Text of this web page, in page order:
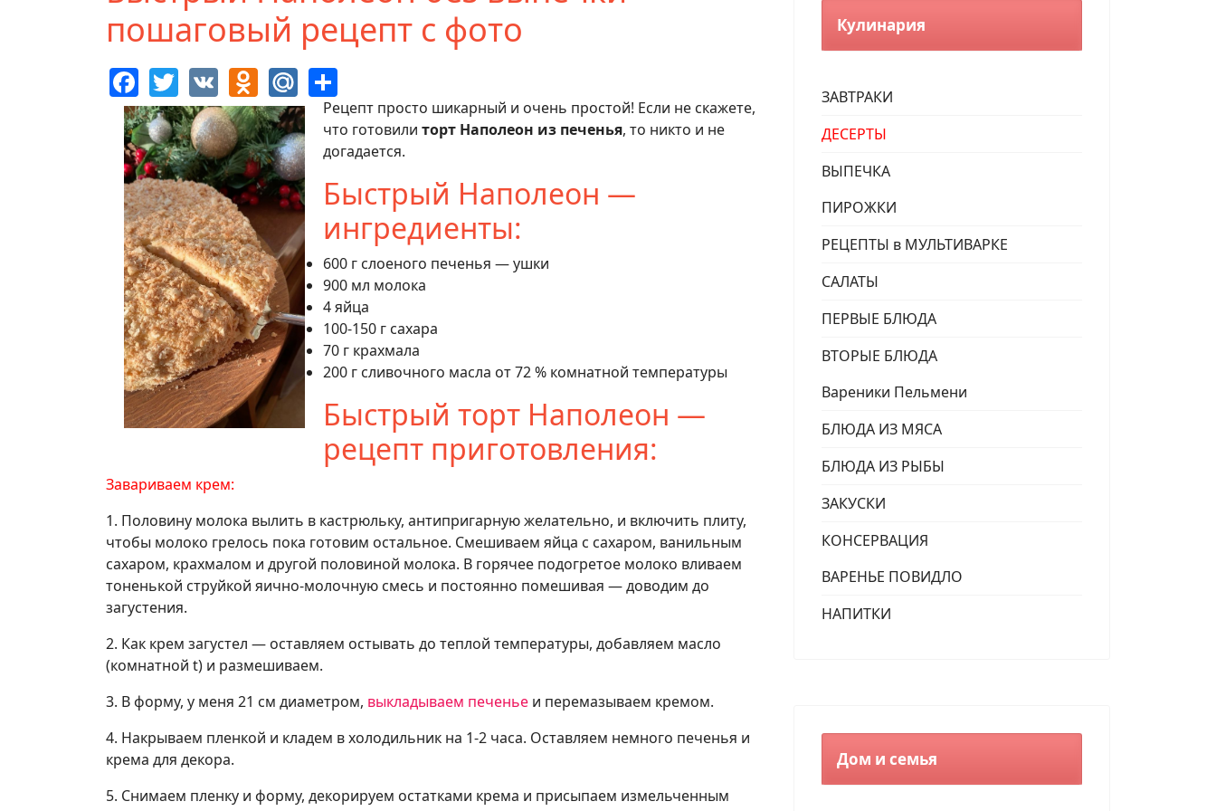
пошаговый рецепт с фото
Facebook
Twitter
VK Odnoklassniki
Mail.Ru
Рецепт просто шикарный и очень простой! Если не скажете,
что готовили торт Наполеон из печенья, то никто и не
догадается.
Быстрый Наполеон —
ингредиенты:
600 г слоеного печенья — ушки
900 мл молока
4 яйца
100-150 г сахара
70 г крахмала
200 г сливочного масла от 72 % комнатной температуры
Быстрый торт Наполеон —
рецепт приготовления:
Завариваем крем:
1. Половину молока вылить в кастрюльку, антипригарную желательно, и включить плиту,
чтобы молоко грелось пока готовим остальное. Смешиваем яйца с сахаром, ванильным
сахаром, крахмалом и другой половиной молока. В горячее подогретое молоко вливаем
тоненькой струйкой яично-молочную смесь и постоянно помешивая — доводим до
загустения.
2. Как крем загустел — оставляем остывать до теплой температуры, добавляем масло
(комнатной t) и размешиваем.
3. В форму, у меня 21 см диаметром, выкладываем печенье и перемазываем кремом.
4. Накрываем пленкой и кладем в холодильник на 1-2 часа. Оставляем немного печенья и
крема для декора.
5. Снимаем пленку и форму, декорируем остатками крема и присыпаем измельченным
Кулинария
ЗАВТРАКИ
ДЕСЕРТЫ
ВЫПЕЧКА
ПИРОЖКИ
РЕЦЕПТЫ в МУЛЬТИВАРКЕ
САЛАТЫ
ПЕРВЫЕ БЛЮДА
ВТОРЫЕ БЛЮДА
Вареники Пельмени
БЛЮДА ИЗ МЯСА
БЛЮДА ИЗ РЫБЫ
ЗАКУСКИ
КОНСЕРВАЦИЯ
ВАРЕНЬЕ ПОВИДЛО
НАПИТКИ
Дом и семья